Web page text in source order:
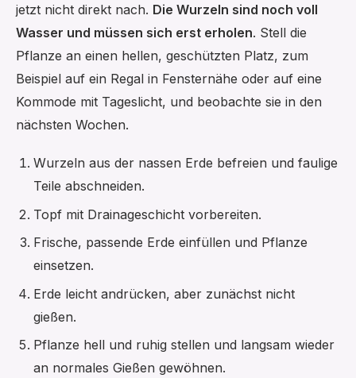
jetzt nicht direkt nach. Die Wurzeln sind noch voll
Wasser und müssen sich erst erholen. Stell die
Pflanze an einen hellen, geschützten Platz, zum
Beispiel auf ein Regal in Fensternähe oder auf eine
Kommode mit Tageslicht, und beobachte sie in den
nächsten Wochen.
Wurzeln aus der nassen Erde befreien und faulige
Teile abschneiden.
Topf mit Drainageschicht vorbereiten.
Frische, passende Erde einfüllen und Pflanze
einsetzen.
Erde leicht andrücken, aber zunächst nicht
gießen.
Pflanze hell und ruhig stellen und langsam wieder
an normales Gießen gewöhnen.